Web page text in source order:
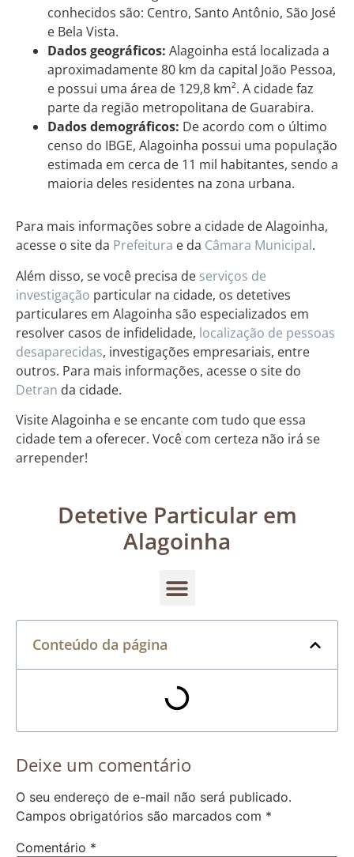
conhecidos são: Centro, Santo Antônio, São José
e Bela Vista.
Dados geográficos: Alagoinha está localizada a
aproximadamente 80 km da capital João Pessoa,
e possui uma área de 129,8 km². A cidade faz
parte da região metropolitana de Guarabira.
Dados demográficos: De acordo com o último
censo do IBGE, Alagoinha possui uma população
estimada em cerca de 11 mil habitantes, sendo a
maioria deles residentes na zona urbana.
Para mais informações sobre a cidade de Alagoinha,
acesse o site da Prefeitura e da Câmara Municipal.
Além disso, se você precisa de serviços de
investigação particular na cidade, os detetives
particulares em Alagoinha são especializados em
resolver casos de infidelidade, localização de pessoas
desaparecidas, investigações empresariais, entre
outros. Para mais informações, acesse o site do
Detran da cidade.
Visite Alagoinha e se encante com tudo que essa
cidade tem a oferecer. Você com certeza não irá se
arrepender!
Detetive Particular em
Alagoinha
Conteúdo da página
Deixe um comentário
O seu endereço de e-mail não será publicado.
Campos obrigatórios são marcados com *
Comentário *